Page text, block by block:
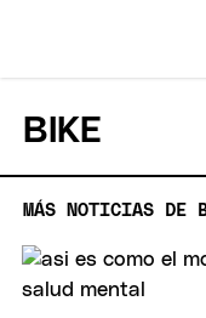
BIKE
MÁS NOTICIAS DE